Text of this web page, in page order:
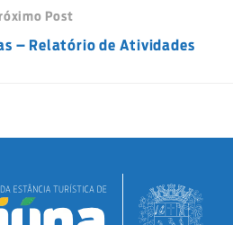
Post
– Relatório de Atividades